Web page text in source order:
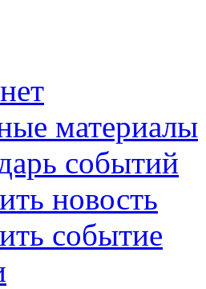
материалы
событий
новость
событие